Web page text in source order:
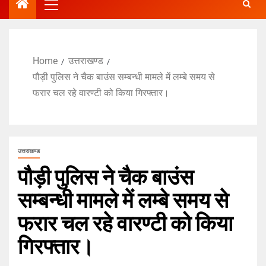
Home
उत्तराखण्ड
पौड़ी पुलिस ने चैक बाउंस सम्बन्धी मामले में लम्बे समय से
फरार चल रहे वारण्टी को किया गिरफ्तार।
उत्तराखण्ड
पौड़ी पुलिस ने चैक बाउंस
सम्बन्धी मामले में लम्बे समय से
फरार चल रहे वारण्टी को किया
गिरफ्तार।